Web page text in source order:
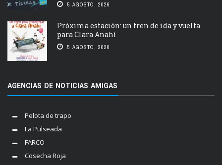
5 AGOSTO, 2026
Próxima estación: un tren de ida y vuelta
para Clara Anahí
5 AGOSTO, 2026
AGENCIAS DE NOTICIAS AMIGAS
Pelota de trapo
La Pulseada
FARCO
Cosecha Roja